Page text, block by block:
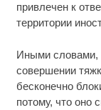
привлечен к
территории
Иными словами,
совершении
бесконечно
потому, что оно